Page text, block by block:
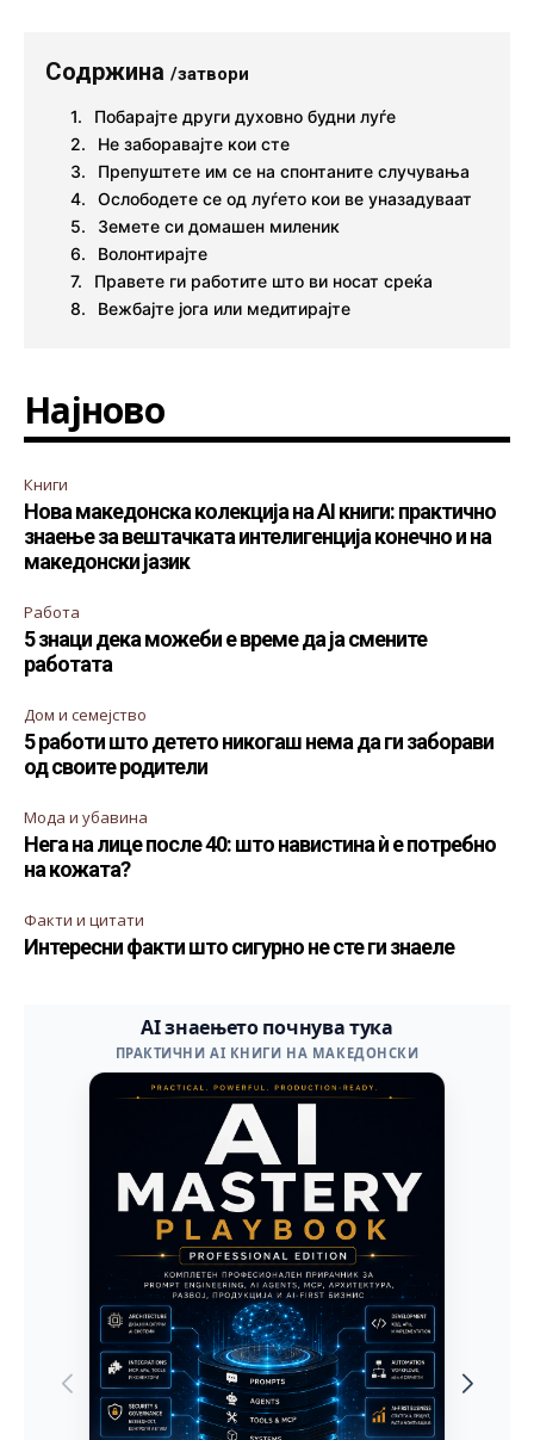
Содржина /затвори
Побарајте други духовно будни луѓе
Не заборавајте кои сте
Препуштете им се на спонтаните случувања
Ослободете се од луѓето кои ве уназадуваат
Земете си домашен миленик
Волонтирајте
Правете ги работите што ви носат среќа
Вежбајте јога или медитирајте
Најново
Книги
Нова македонска колекција на AI книги: практично
знаење за вештачката интелигенција конечно и на
македонски јазик
Работа
5 знаци дека можеби е време да ја смените
работата
Дом и семејство
5 работи што детето никогаш нема да ги заборави
од своите родители
Мода и убавина
Нега на лице после 40: што навистина ѝ е потребно
на кожата?
Факти и цитати
Интересни факти што сигурно не сте ги знаеле